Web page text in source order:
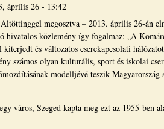
április 26 - 13:42
megosztva – 2013. április 26-án
közlemény így fogalmaz: „A
kiterjedt és változatos cserekapcsolati
számos olyan kulturális, sport és iskolai
modelljévé teszik Magyarország
város, Szeged kapta meg ezt az 1955-ben